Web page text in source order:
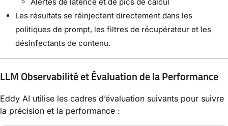
Les résultats se réinjectent directement dans les
politiques de prompt, les filtres de récupérateur et les
désinfectants de contenu.
LLM Observabilité et Évaluation de la Performance
Eddy AI utilise les cadres d’évaluation suivants pour suivre
la précision et la performance :